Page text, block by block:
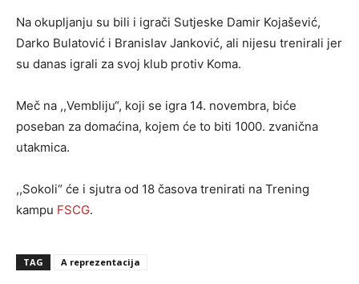
Na okupljanju su bili i igrači Sutjeske Damir Kojašević,
Darko Bulatović i Branislav Janković, ali nijesu trenirali jer
su danas igrali za svoj klub protiv Koma.
Meč na ,,Vembliju“, koji se igra 14. novembra, biće
poseban za domaćina, kojem će to biti 1000. zvanična
utakmica.
,,Sokoli“ će i sjutra od 18 časova trenirati na Trening
kampu FSCG.
TAG A reprezentacija